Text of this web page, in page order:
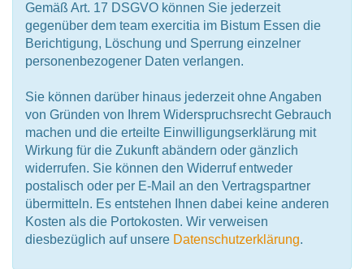
Gemäß Art. 17 DSGVO können Sie jederzeit
gegenüber dem team exercitia im Bistum Essen die
Berichtigung, Löschung und Sperrung einzelner
personenbezogener Daten verlangen.
Sie können darüber hinaus jederzeit ohne Angaben
von Gründen von Ihrem Widerspruchsrecht Gebrauch
machen und die erteilte Einwilligungserklärung mit
Wirkung für die Zukunft abändern oder gänzlich
widerrufen. Sie können den Widerruf entweder
postalisch oder per E-Mail an den Vertragspartner
übermitteln. Es entstehen Ihnen dabei keine anderen
Kosten als die Portokosten. Wir verweisen
diesbezüglich auf unsere Datenschutzerklärung.